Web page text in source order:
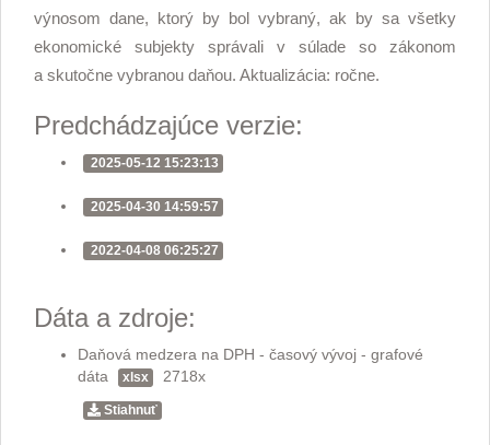
výnosom dane, ktorý by bol vybraný, ak by sa všetky
ekonomické subjekty správali v súlade so zákonom
a skutočne vybranou daňou. Aktualizácia: ročne.
Predchádzajúce verzie:
2025-05-12 15:23:13
2025-04-30 14:59:57
2022-04-08 06:25:27
Dáta a zdroje:
Daňová medzera na DPH - časový vývoj - grafové
dáta
xlsx 2718x
Stiahnuť